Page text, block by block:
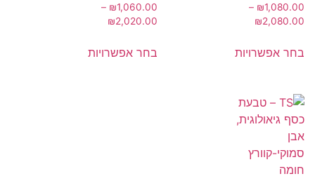
₪1,080.00
–
₪2,080.00
בחר אפשרויות
₪1,060.00
–
₪2,020.00
בחר אפשרויות